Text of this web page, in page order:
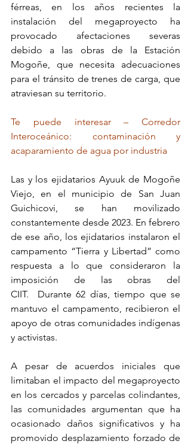
férreas, en los años recientes la
instalación del megaproyecto ha
provocado afectaciones severas
debido a las obras de la Estación
Mogoñe, que necesita adecuaciones
para el tránsito de trenes de carga, que
atraviesan su territorio.
Te puede interesar – Corredor
Interoceánico: contaminación y
acaparamiento de agua por industria
Las y los ejidatarios Ayuuk de Mogoñe
Viejo, en el municipio de San Juan
Guichicovi, se han movilizado
constantemente desde 2023. En febrero
de ese año, los ejidatarios instalaron el
campamento “Tierra y Libertad” como
respuesta a lo que consideraron la
imposición de las obras del
CIIT.  Durante 62 días, tiempo que se
mantuvo el campamento, recibieron el
apoyo de otras comunidades indígenas
y activistas.
A pesar de acuerdos iniciales que
limitaban el impacto del megaproyecto
en los cercados y parcelas colindantes,
las comunidades argumentan que ha
ocasionado daños significativos y ha
promovido desplazamiento forzado de